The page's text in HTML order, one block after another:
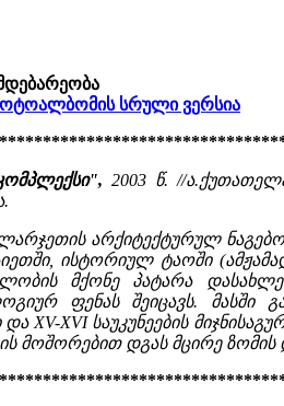
სრული ვერსია
2003 წ. //
არქიტექტურულ
ისტორიულ ტაოში
მქონე პატარა
ფენას შეიცავს. მასში
XVI საუკუნეების
მოშორებით დგას მცირე ზომის